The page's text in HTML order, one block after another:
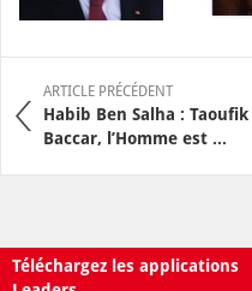
ARTICLE PRÉCÉDENT
Habib Ben Salha : Taoufik
Baccar, l’Homme est ...
Téléchargez les applications